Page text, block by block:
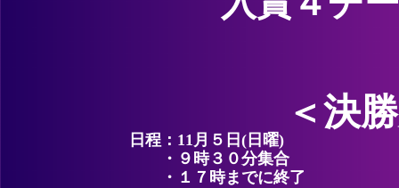
＜決
日程：11月５日(日曜)
・９時３０分集合
・１７時までに終了